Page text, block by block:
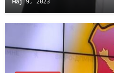
мај 9, 2023